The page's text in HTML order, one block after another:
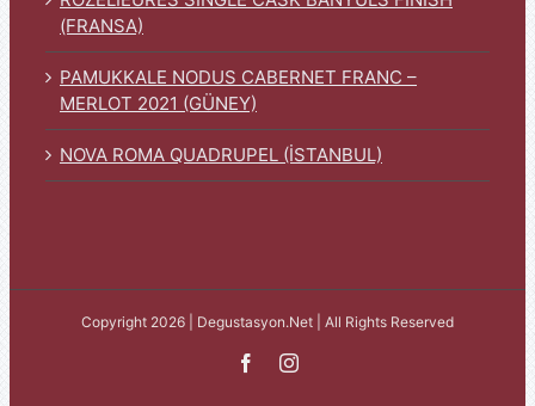
(FRANSA)
PAMUKKALE NODUS CABERNET FRANC –
MERLOT 2021 (GÜNEY)
NOVA ROMA QUADRUPEL (İSTANBUL)
Copyright 2026 | Degustasyon.Net | All Rights Reserved
FacebookInstagram